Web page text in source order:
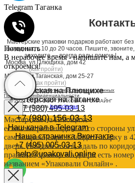
Мастерские упаковки подарков работают без
выходных, с 10 до 20 часов. Пишите, звоните,
заходите — всегда рады помочь!
Москва, ул.Плющиха, дом 42
(как пройти)
Москва, ул.Таганская, дом 25-27
(как пройти)
Мастерская на Плющихе
Мастерская на Таганке
+7 (980) 495-03-13
+7 (980) 156-03-13
Наш канал в Telegram
Наша страничка Вконтакте
+7 (495) 005-03-13
help@upakovali.online
Согласие на обработку персональных данных
Политика конфиденциальности
© 2021-2025, ООО "УПАКОВАЛИ ОНЛАЙН"
Сайт разработала bogachevas
Telegram Таганка
Позвонить
В нерабочее время - напишите нам, а
откроемся!
Мастерская на Плющихе
если смотреть на дом 42 со стороны
самой правой арки. Зайдите в арку в
дверь. Войдите в неё, вдаль по
правой стороны). На двери есть
названием «Упаковали Онлайн» .